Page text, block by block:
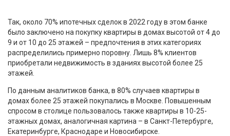
Так, около 70% ипотечных сделок в 2022 году в этом банке
было заключено на покупку квартиры в домах высотой от 4 до
9 и от 10 до 25 этажей – предпочтения в этих категориях
распределились примерно поровну. Лишь 8% клиентов
приобретали недвижимость в зданиях высотой более 25
этажей.
По данным аналитиков банка, в 80% случаев квартиры в
домах более 25 этажей покупались в Москве. Повышенным
спросом в столице пользовалось также квартиры в 10-25-
этажных домах, аналогичная картина – в Санкт-Петербурге,
Екатеринбурге, Краснодаре и Новосибирске.